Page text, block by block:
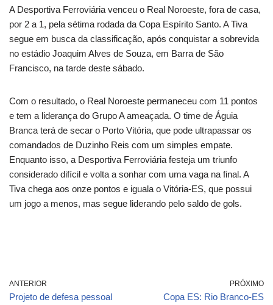
A Desportiva Ferroviária venceu o Real Noroeste, fora de casa,
por 2 a 1, pela sétima rodada da Copa Espírito Santo. A Tiva
segue em busca da classificação, após conquistar a sobrevida
no estádio Joaquim Alves de Souza, em Barra de São
Francisco, na tarde deste sábado.
Com o resultado, o Real Noroeste permaneceu com 11 pontos
e tem a liderança do Grupo A ameaçada. O time de Águia
Branca terá de secar o Porto Vitória, que pode ultrapassar os
comandados de Duzinho Reis com um simples empate.
Enquanto isso, a Desportiva Ferroviária festeja um triunfo
considerado difícil e volta a sonhar com uma vaga na final. A
Tiva chega aos onze pontos e iguala o Vitória-ES, que possui
um jogo a menos, mas segue liderando pelo saldo de gols.
ANTERIOR
Projeto de defesa pessoal
PRÓXIMO
Copa ES: Rio Branco-ES